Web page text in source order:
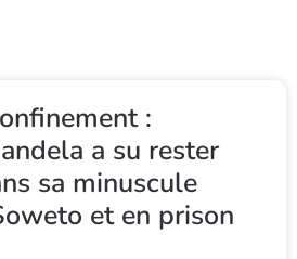
:
a su rester
sa minuscule
et en prison